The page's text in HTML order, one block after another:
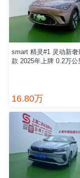
smart 精灵#1 灵动新奢
款 2025年上牌 0.2万公
16.80万